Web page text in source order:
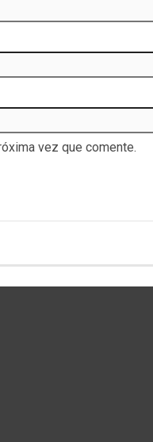
vez que comente.